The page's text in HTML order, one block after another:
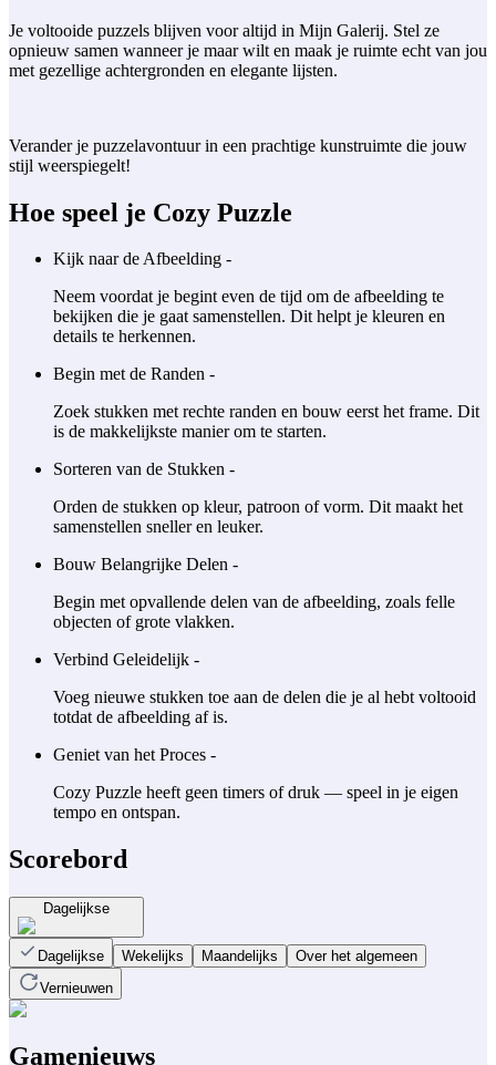
Je voltooide puzzels blijven voor altijd in Mijn Galerij. Stel ze
opnieuw samen wanneer je maar wilt en maak je ruimte echt van jou
met gezellige achtergronden en elegante lijsten.
Verander je puzzelavontuur in een prachtige kunstruimte die jouw
stijl weerspiegelt!
Hoe speel je Cozy Puzzle
Kijk naar de Afbeelding -
Neem voordat je begint even de tijd om de afbeelding te
bekijken die je gaat samenstellen. Dit helpt je kleuren en
details te herkennen.
Begin met de Randen -
Zoek stukken met rechte randen en bouw eerst het frame. Dit
is de makkelijkste manier om te starten.
Sorteren van de Stukken -
Orden de stukken op kleur, patroon of vorm. Dit maakt het
samenstellen sneller en leuker.
Bouw Belangrijke Delen -
Begin met opvallende delen van de afbeelding, zoals felle
objecten of grote vlakken.
Verbind Geleidelijk -
Voeg nieuwe stukken toe aan de delen die je al hebt voltooid
totdat de afbeelding af is.
Geniet van het Proces -
Cozy Puzzle heeft geen timers of druk — speel in je eigen
tempo en ontspan.
Scorebord
Dagelijkse
Dagelijkse Wekelijks Maandelijks
Over het algemeen
Vernieuwen
Gamenieuws